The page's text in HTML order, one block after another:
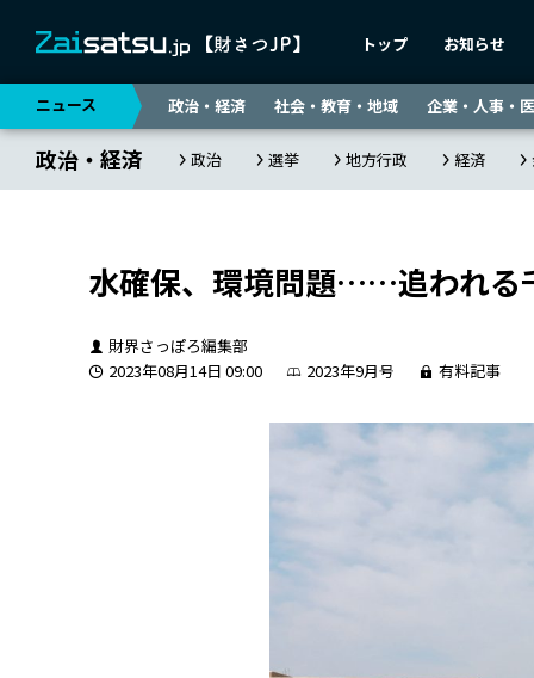
トップ お知らせ
ニュース 政治・経済 社会・教育・地域 企業・人事・
政治・経済 政治 選挙 地方行政 経済
水確保、環境問題……追われる
財界さっぽろ編集部
2023年08月14日 09:00
2023年9月号 有料記事